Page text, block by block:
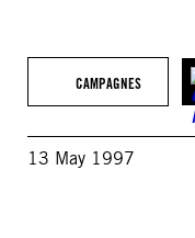
CAMPAGNES
13 May 1997